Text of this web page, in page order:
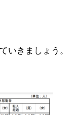
いきましょう。